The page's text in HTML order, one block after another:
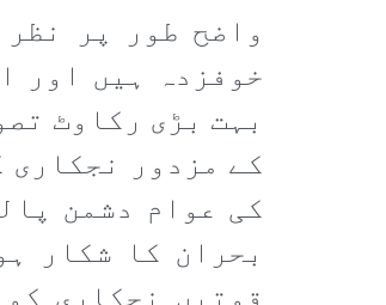
واضح طور پر
خوفزدہ ہیں اور
بہت بڑی رکاوٹ
کے مزدور
کی عوام دشمن
بحران کا شکار